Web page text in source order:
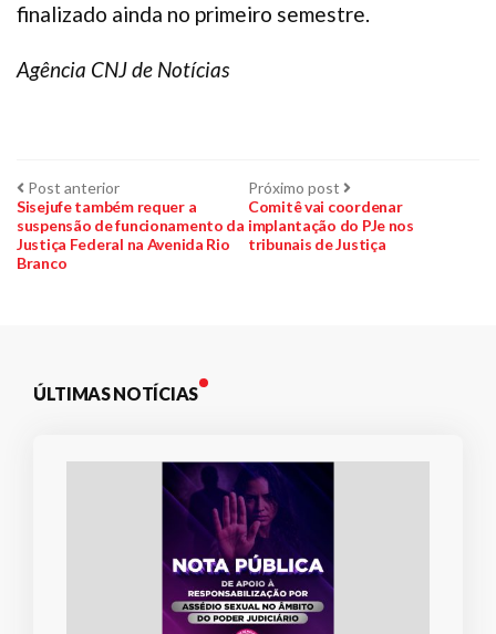
finalizado ainda no primeiro semestre.
Agência CNJ de Notícias
Navegação
de
Post
Post anteriorPost
anterior:
Sisejufe também requer a
suspensão de funcionamento da
Justiça Federal na Avenida Rio
Branco
Próximo post Próximo
post:
Comitê vai coordenar
implantação do PJe nos
tribunais de Justiça
ÚLTIMAS NOTÍCIAS